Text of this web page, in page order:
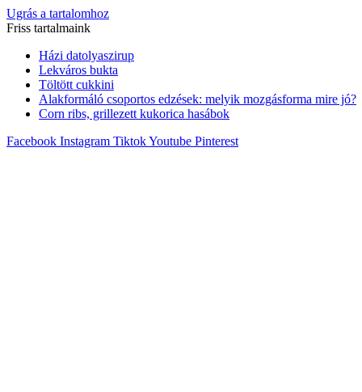
Ugrás a tartalomhoz
Friss tartalmaink
Házi datolyaszirup
Lekváros bukta
Töltött cukkini
Alakformáló csoportos edzések: melyik mozgásforma mire jó?
Corn ribs, grillezett kukorica hasábok
Facebook Instagram TiktokYoutube Pinterest